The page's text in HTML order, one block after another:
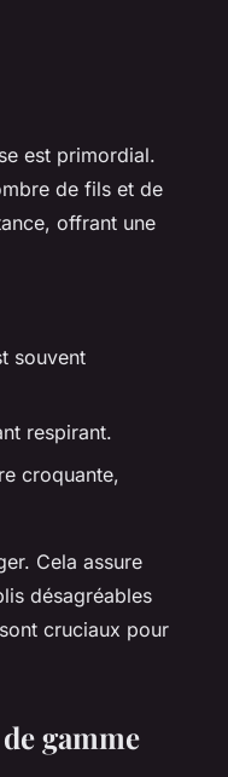
est primordial.
de fils et de
offrant une
souvent
respirant.
croquante,
Cela assure
désagréables
cruciaux pour
gamme